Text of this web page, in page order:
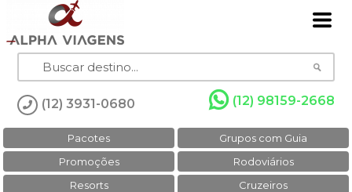
(12) 3931-0680 (12) 98159-2668
Pacotes
Grupos com Guia
Promoções
Rodoviários
Resorts
Cruzeiros